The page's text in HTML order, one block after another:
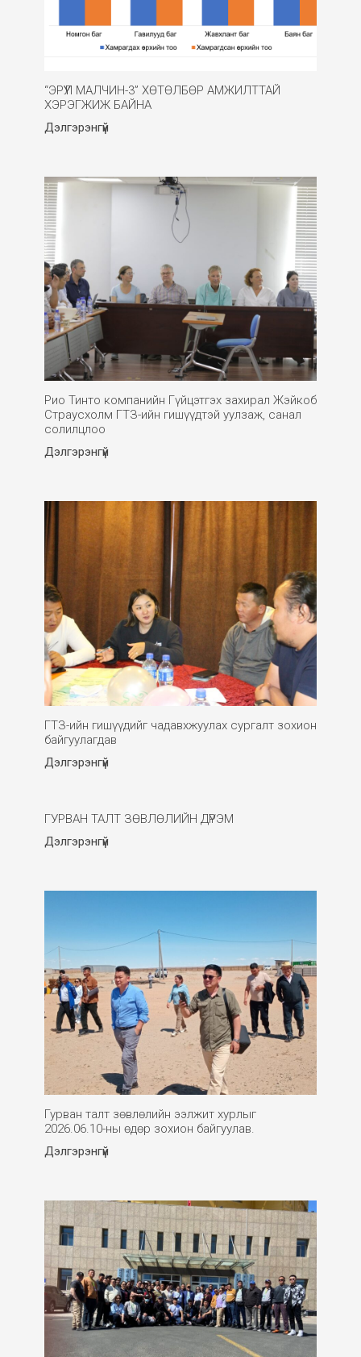
“ЭРҮҮЛ МАЛЧИН-3” ХӨТӨЛБӨР АМЖИЛТТАЙ
ХЭРЭГЖИЖ БАЙНА
Дэлгэрэнгүй
Рио Тинто компанийн Гүйцэтгэх захирал Жэйкоб
Страусхолм ГТЗ-ийн гишүүдтэй уулзаж, санал
солилцлоо
Дэлгэрэнгүй
ГТЗ-ийн гишүүдийг чадавхжуулах сургалт зохион
байгуулагдав
Дэлгэрэнгүй
ГУРВАН ТАЛТ ЗӨВЛӨЛИЙН ДҮРЭМ
Дэлгэрэнгүй
Гурван талт зөвлөлийн ээлжит хурлыг
2026.06.10-ны өдөр зохион байгуулав.
Дэлгэрэнгүй